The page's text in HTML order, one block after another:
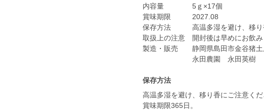
内容量 5ｇ×17個
賞味期限 2027.08
保存方法 高温多湿を避け、移り香
取扱上の注意 開封後は早めにお飲み
製造・販売 静岡県島田市金谷猪土
永田農園 永田英樹
保存方法
高温多湿を避け、移り香にご注意く
賞味期限365日。